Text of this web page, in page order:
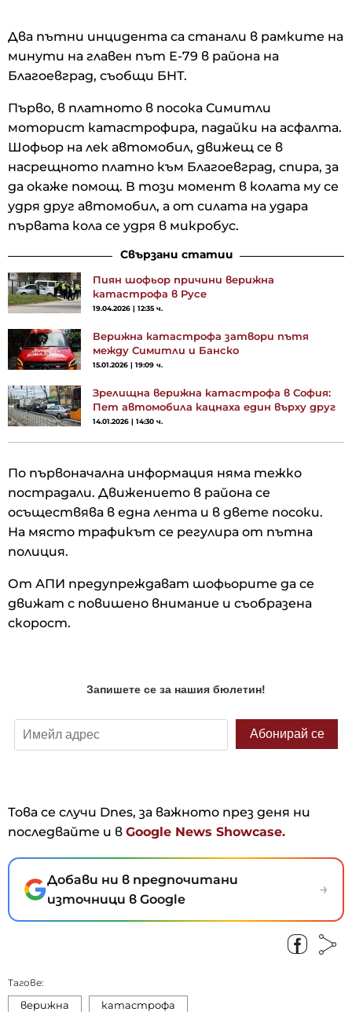
Два пътни инцидента са станали в рамките на
минути на главен път Е-79 в района на
Благоевград, съобщи БНТ.
Първо, в платното в посока Симитли
моторист катастрофира, падайки на асфалта.
Шофьор на лек автомобил, движещ се в
насрещното платно към Благоевград, спира, за
да окаже помощ. В този момент в колата му се
удря друг автомобил, а от силата на удара
първата кола се удря в микробус.
Свързани статии
Пиян шофьор причини верижна
катастрофа в Русе
19.04.2026 | 12:35 ч.
Верижна катастрофа затвори пътя
между Симитли и Банско
15.01.2026 | 19:09 ч.
Зрелищна верижна катастрофа в София:
Пет автомобила кацнаха един върху друг
14.01.2026 | 14:30 ч.
По първоначална информация няма тежко
пострадали. Движението в района се
осъществява в една лента и в двете посоки.
На място трафикът се регулира от пътна
полиция.
От АПИ предупреждават шофьорите да се
движат с повишено внимание и съобразена
скорост.
Това се случи Dnes, за важното през деня ни
последвайте и в Google News Showcase.
Добави ни в предпочитани
източници в Google
→
Тагове:
верижна
катастрофа